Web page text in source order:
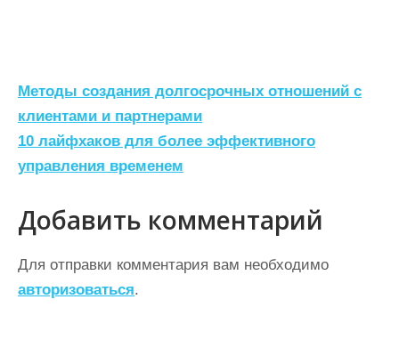
Н
а
в
и
г
а
ц
и
Методы создания долгосрочных отношений с
клиентами и партнерами
10 лайфхаков для более эффективного
управления временем
Добавить комментарий
Для отправки комментария вам необходимо
авторизоваться.